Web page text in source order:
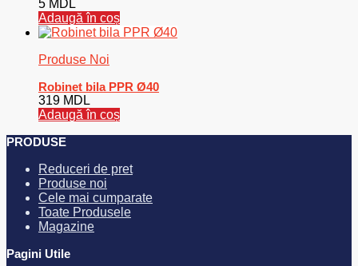
5 MDL
Adaugă în coș
Produse Noi
Robinet bila PPR Ø40
319 MDL
Adaugă în coș
PRODUSE
Reduceri de pret
Produse noi
Cele mai cumparate
Toate Produsele
Magazine
Pagini Utile